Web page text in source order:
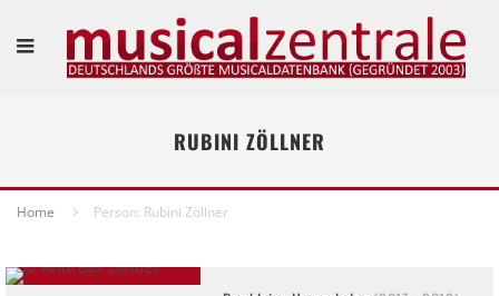
RUBINI ZÖLLNER
Home Person: Rubini Zöllner